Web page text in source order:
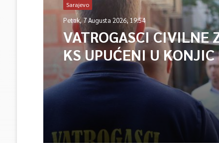
Sarajevo
Petak, 7 Augusta 2026, 19:54
VATROGASCI CIVILNE
KS UPUĆENI U KONJIC
ISPOMOĆ U GAŠENJU